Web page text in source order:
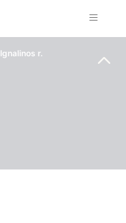
Ignalinos r.